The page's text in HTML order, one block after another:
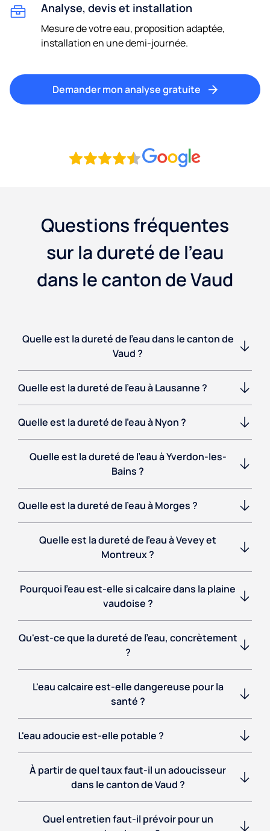
Analyse, devis et installation
Mesure de votre eau, proposition adaptée,
installation en une demi-journée.
Demander mon analyse gratuite
Questions fréquentes
sur la dureté de l'eau
dans le canton de Vaud
Quelle est la dureté de l'eau dans le canton de
Vaud ?
Quelle est la dureté de l'eau à Lausanne ?
Quelle est la dureté de l'eau à Nyon ?
Quelle est la dureté de l'eau à Yverdon-les-
Bains ?
Quelle est la dureté de l'eau à Morges ?
Quelle est la dureté de l'eau à Vevey et
Montreux ?
Pourquoi l'eau est-elle si calcaire dans la plaine
vaudoise ?
Qu'est-ce que la dureté de l'eau, concrètement
?
L'eau calcaire est-elle dangereuse pour la
santé ?
L'eau adoucie est-elle potable ?
À partir de quel taux faut-il un adoucisseur
dans le canton de Vaud ?
Quel entretien faut-il prévoir pour un